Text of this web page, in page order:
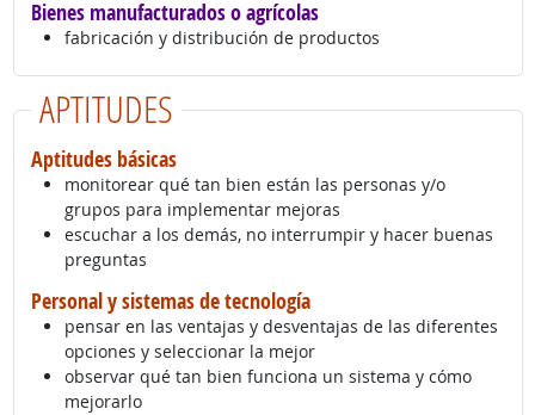
Bienes manufacturados o agrícolas
fabricación y distribución de productos
APTITUDES
Aptitudes básicas
monitorear qué tan bien están las personas y/o
grupos para implementar mejoras
escuchar a los demás, no interrumpir y hacer buenas
preguntas
Personal y sistemas de tecnología
pensar en las ventajas y desventajas de las diferentes
opciones y seleccionar la mejor
observar qué tan bien funciona un sistema y cómo
mejorarlo